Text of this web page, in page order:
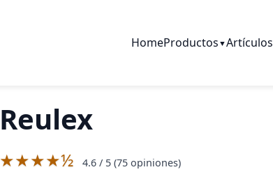
HomeProductos ▼Artículos
Reulex
★★★★½ 4.6 / 5 (75 opiniones)